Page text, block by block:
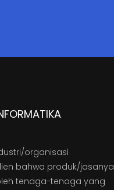
organisasi
bahwa produk/jasanya
tenaga-tenaga yang